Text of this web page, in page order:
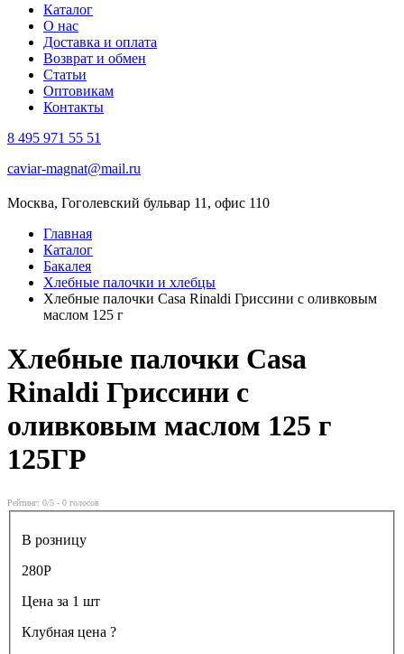
Каталог
О нас
Доставка и оплата
Возврат и обмен
Статьи
Оптовикам
Контакты
8 495 971 55 51
caviar-magnat@mail.ru
Москва, Гоголевский бульвар 11, офис 110
Главная
Каталог
Бакалея
Хлебные палочки и хлебцы
Хлебные палочки Casa Rinaldi Гриссини с оливковым
маслом 125 г
Хлебные палочки Casa
Rinaldi Гриссини с
оливковым маслом 125 г
125ГР
Рейтинг: 0/5 - 0 голосов
В розницу
280Р
Цена за 1 шт
Клубная цена ?